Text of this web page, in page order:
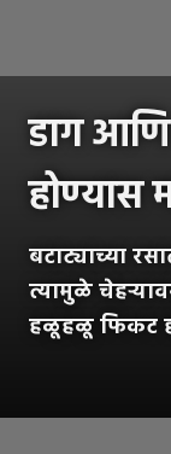
डाग
होण्यास
बटाट्याच्या
त्यामुळे
हळूहळू फिकट